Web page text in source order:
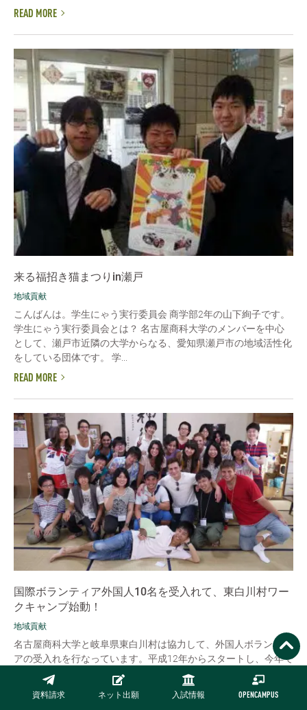
資料請求 ネット出願 入試情報 OPENCAMPUS
READ MORE
来る福招き猫まつりin瀬戸
地域貢献
こんばんは。学生にゃう実行委員会 商学部2年の山下絢子です。
学生にゃう実行委員会とは？ 名古屋商科大学のメンバーを中心
として、瀬戸市近隣の大学からなる、愛知県瀬戸市の地域活性化
をしている団体です。 学...
READ MORE
国際ボランティア外国人10名を受入れて、東白川村ワー
クキャンプ始動！
地域貢献
名古屋商科大学と岐阜県東白川村は協力して、外国人ボランティ
アの受入れを行なっています。平成12年からスタートし、今年で
14回目を数えます。 平成25年度は、募集団体であるCIEE（国際
教育交換協議会）からの依...